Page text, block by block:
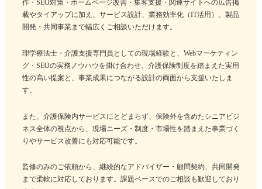
作・SEO対策・ホームページ改善・集客支援・関連サイトへの広告掲
載やタイアップに加え、サービス設計、業務効率化（IT活用）、製品
開発・共同事業まで幅広くご相談いただけます。
理学療法士・介護支援専門員としての現場経験と、Webマーケティン
グ・SEOの実務ノウハウを掛け合わせ、介護保険制度を踏まえた実用
性の高い提案と、事業成果につながる設計の両面から支援いたしま
す。
また、介護保険内サービスにとどまらず、保険外を含めたシニアビジ
ネス全体の視点から、現場ニーズ・制度・市場性を踏まえた事業づく
りやサービス改善にも対応可能です。
監修のみのご依頼から、継続的なアドバイザー・顧問契約、共同開発
まで柔軟に対応しております。課題ベースでのご相談も歓迎しており